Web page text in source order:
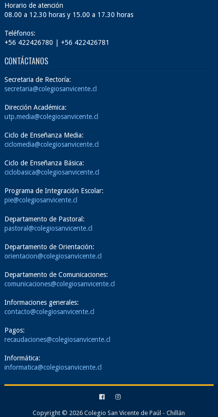
Horario de atención
08.00 a 12.30 horas y 15.00 a 17.30 horas
Teléfonos:
+56 422426780 | +56 422426781
CONTÁCTANOS
Secretaria de Rectoría:
secretaria@colegiosanvicente.cl
Dirección Académica:
utp.media@colegiosanvicente.cl
Ciclo de Enseñanza Media:
ciclomedia@colegiosanvicente.cl
Ciclo de Enseñanza Básica:
ciclobasica@colegiosanvicente.cl
Programa de Integración Escolar:
pie@colegiosanvicente.cl
Departamento de Pastoral:
pastoral@colegiosanvicente.cl
Departamento de Orientación:
orientacion@colegiosanvicente.cl
Departamento de Comunicaciones:
comunicaciones@colegiosanvicente.cl
Informaciones generales:
contacto@colegiosanvicente.cl
Pagos:
recaudaciones@colegiosanvicente.cl
Informática:
informatica@colegiosanvicente.cl
Copyright © 2026Colegio San Vicente de Paúl - Chillán